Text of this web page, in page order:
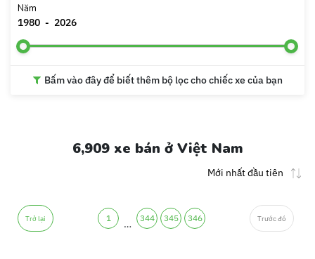
Năm
1980 - 2026
Bấm vào đây để biết thêm bộ lọc cho chiếc xe của bạn
6,909 xe bán ở Việt Nam
Trở lại 1 … 344 345 346 Trước đó